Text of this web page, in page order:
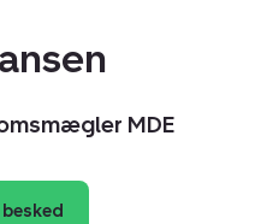
MDE
besked